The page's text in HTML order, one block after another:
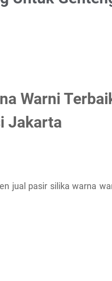
Warni
Jakarta
jual pasir silika warna